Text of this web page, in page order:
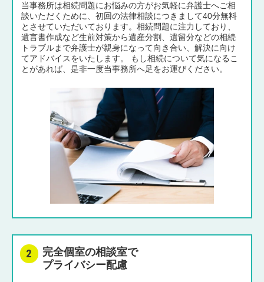
当事務所は相続問題にお悩みの方がお気軽に弁護士へご相
談いただくために、初回の法律相談につきまして40分無料
とさせていただいております。相続問題に注力しており、
遺言書作成など生前対策から遺産分割、遺留分などの相続
トラブルまで弁護士が親身になって向き合い、解決に向け
てアドバイスをいたします。 もし相続について気になるこ
とがあれば、是非一度当事務所へ足をお運びください。
完全個室の相談室で
プライバシー配慮